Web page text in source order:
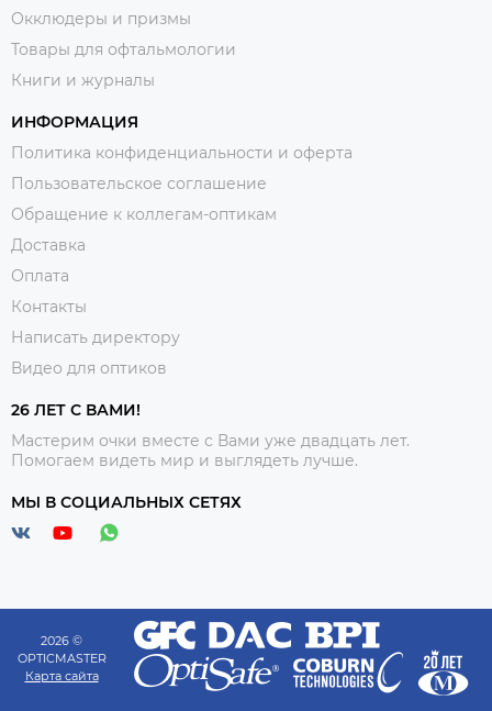
Окклюдеры и призмы
Товары для офтальмологии
Книги и журналы
ИНФОРМАЦИЯ
Политика конфиденциальности и оферта
Пользовательское соглашение
Обращение к коллегам-оптикам
Доставка
Оплата
Контакты
Написать директору
Видео для оптиков
26 ЛЕТ С ВАМИ!
Мастерим очки вместе с Вами уже двадцать лет.
Помогаем видеть мир и выглядеть лучше.
МЫ В СОЦИАЛЬНЫХ СЕТЯХ
2026 ©
OPTICMASTER
Карта сайта